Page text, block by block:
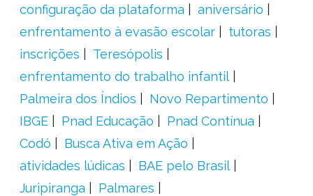
configuração da plataforma
aniversário
enfrentamento à evasão escolar
tutoras
inscrições
Teresópolis
enfrentamento do trabalho infantil
Palmeira dos Índios
Novo Repartimento
IBGE
Pnad Educação
Pnad Contínua
Codó
Busca Ativa em Ação
atividades lúdicas
BAE pelo Brasil
Juripiranga
Palmares